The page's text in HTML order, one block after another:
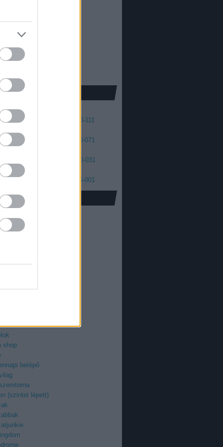
2011
Máté
140-131 120-111
100-091 080-071
040-031
005-001
fan
shop
betépő
(szintet lépett)